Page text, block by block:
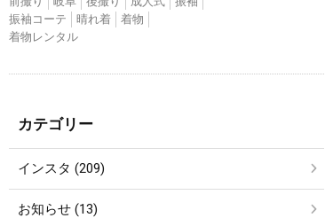
振袖コーテ
晴れ着
着物
着物レンタル
カテゴリー
インスタ (209)
お知らせ (13)